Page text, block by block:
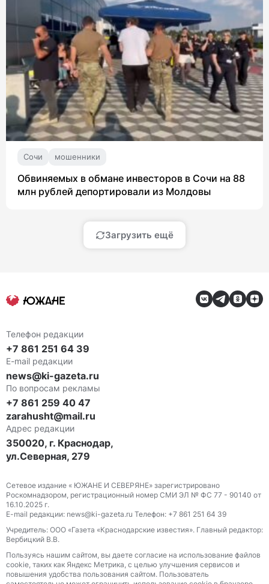
Сочи мошенники
Обвиняемых в обмане инвесторов в Сочи на 88
млн рублей депортировали из Молдовы
Загрузить ещё
Телефон редакции
+7 861 251 64 39
E-mail редакции
news@ki-gazeta.ru
По вопросам рекламы
+7 861 259 40 47
zarahusht@mail.ru
Адрес редакции
350020, г. Краснодар,
ул.Северная, 279
Сетевое издание « ЮЖАНЕ И СЕВЕРЯНЕ» зарегистрировано
Роскомнадзором, регистрационный номер СМИ ЭЛ № ФС 77 - 90140 от
16.10.2025 г.
E-mail редакции: news@ki-gazeta.ru Телефон: +7 861 251 64 39
Учредитель: ООО «Газета «Краснодарские известия». Главный редактор:
Вербицкий В.В.
Пользуясь нашим сайтом, вы даете согласие на использование файлов
сооkіе, таких как Яндекс Метрика, с целью улучшения сервисов и
повышения удобства пользования сайтом. Пользователь